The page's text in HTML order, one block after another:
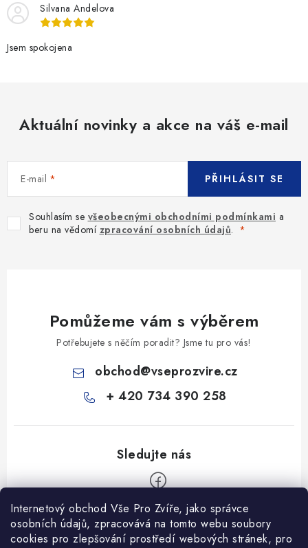
Internetový obchod Vše Pro Zvíře, jako správce
osobních údajů, zpracovává na tomto webu soubory
cookies pro zlepšování prostředí webových stránek, pro
Silvana Andelova
Jsem spokojena
Aktuální novinky a akce na váš e-mail
E-mail
Souhlasím se všeobecnými obchodními podmínkami a
beru na vědomí zpracování osobních údajů.
PŘIHLÁSIT SE
Pomůžeme vám s výběrem
Potřebujete s něčím poradit? Jsme tu pro vás!
obchod@vseprozvire.cz
+ 420 734 390 258